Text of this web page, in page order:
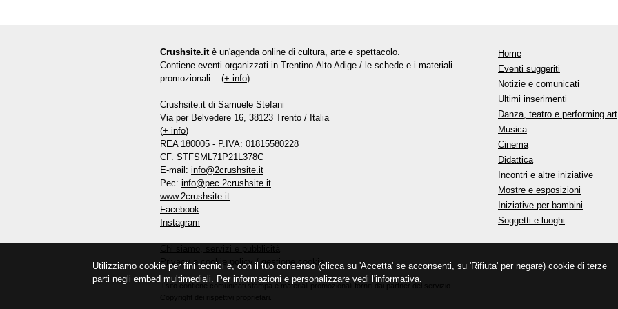
Crushsite.it è un'agenda online di cultura, arte e spettacolo.
Contiene eventi organizzati in Trentino-Alto Adige / le schede e i materiali
promozionali... (+ info)
Crushsite.it di Samuele Stefani
Via per Belvedere 16, 38123 Trento / Italia
(+ info)
REA 180005 - P.IVA: 01815580228
CF. STFSML71P21L378C
E-mail: info@2crushsite.it
Pec: info@pec.2crushsite.it
www.2crushsite.it
Facebook
Instagram
Privacy e cookie policy / gestione cookie
Il sito contiene comunicati stampa e materiali promozionali forniti dai partner del servizio.
Home
Eventi suggeriti
Notizie e comunicati
Ultimi inserimenti
Danza, teatro e performing art
Musica
Cinema
Didattica
Incontri e altre iniziative
Mostre e esposizioni
Iniziative per bambini
Soggetti e luoghi
Utilizziamo cookie per fini tecnici e, con il tuo consenso (clicca su 'Accetta' se acconsenti, su 'Rifiuta' per negare) cookie di terze
parti negli embed multimediali. Per informazioni e personalizzare vedi l'informativa.